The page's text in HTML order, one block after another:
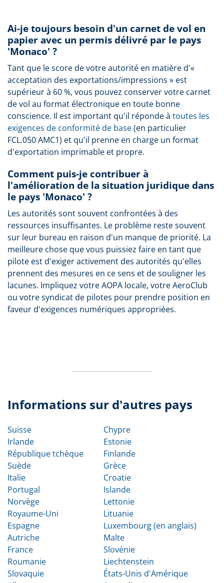
Ai-je toujours besoin d'un carnet de vol en
papier avec un permis délivré par le pays
'Monaco' ?
Tant que le score de votre autorité en matière d'«
acceptation des exportations/impressions » est
supérieur à 60 %, vous pouvez conserver votre carnet
de vol au format électronique en toute bonne
conscience. Il est important qu'il réponde à toutes les
exigences de conformité de base(en particulier
FCL.050 AMC1) et qu'il prenne en charge un format
d'exportation imprimable et propre.
Comment puis-je contribuer à
l'amélioration de la situation juridique dans
le pays 'Monaco' ?
Les autorités sont souvent confrontées à des
ressources insuffisantes. Le problème reste souvent
sur leur bureau en raison d'un manque de priorité. La
meilleure chose que vous puissiez faire en tant que
pilote est d'exiger activement des autorités qu'elles
prennent des mesures en ce sens et de souligner les
lacunes. Impliquez votre AOPA locale, votre AeroClub
ou votre syndicat de pilotes pour prendre position en
faveur d'exigences numériques appropriées.
Informations sur d'autres pays
Suisse
Irlande
République tchèque
Suède
Italie
Portugal
Norvège
Royaume-Uni
Espagne
Autriche
France
Roumanie
Slovaquie
Chypre
Estonie
Finlande
Grèce
Croatie
Islande
Lettonie
Lituanie
Luxembourg (en anglais)
Malte
Slovénie
Liechtenstein
États-Unis d'Amérique